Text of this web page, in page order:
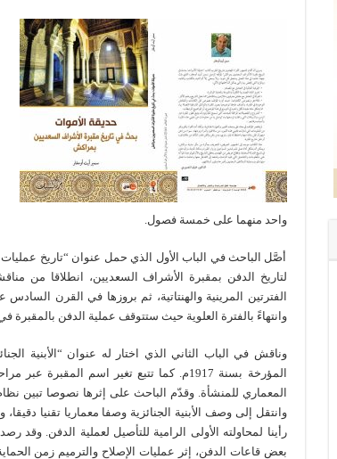
واحد منهما على خمسة فصول.
أصَّل الباحث في الباب الأول الذي حمل عنوان “تاريخ
لتاريخ الدفن بمقبرة الأشراف السعديين، انطلاقا من
الفترتين المرينية والهنتاتية، ثم بروزها في القرن
وانتهاءً بالفترة العلوية حيث ستتوقف عملية الدفن بالمقبرة في
وناقش في الباب الثاني الذي اختار له عنوان “الأبنية
المؤرخة بسنة 1917م. كما تتبع تغير اسم
المعماري للمنشأة. وقدّم الباحث على إثرها نصوصا تبين
وانتقل إلى وصف الأبنية الجنائزية وصفا معماريا تقنيا
رأينا لمحاولته الأولى الرامية للتأصيل لعملية الدفن.
بعض قاعات الدفن، إثر عمليات الإصلاح والترميم زمن